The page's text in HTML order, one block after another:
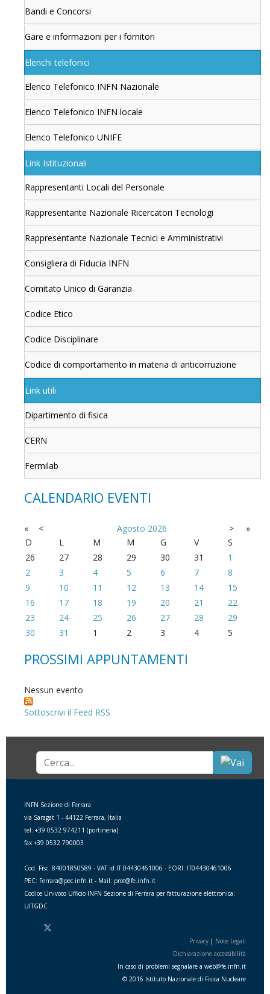
Bandi e Concorsi
Gare e informazioni per i fornitori
Elenchi telefonici
Elenco Telefonico INFN Nazionale
Elenco Telefonico INFN locale
Elenco Telefonico UNIFE
Link Istituzionali
Rappresentanti Locali del Personale
Rappresentante Nazionale Ricercatori Tecnologi
Rappresentante Nazionale Tecnici e Amministrativi
Consigliera di Fiducia INFN
Comitato Unico di Garanzia
Codice Etico
Codice Disciplinare
Codice di comportamento in materia di anticorruzione
Link utili
Dipartimento di fisica
CERN
Fermilab
CALENDARIO EVENTI
« < Agosto 2026 >
»
D
L M M G V
S
26
27 28 29 30 31
1
2
3 4 5 6 7
8
9
10 11 12 13 14
15
16
17 18 19 20 21
22
23
24 25 26 27 28
29
30
31 1 2 3 4 5
PROSSIMI APPUNTAMENTI
Nessun evento
Sottoscrivi il Feed RSS
Cerca...
INFN Sezione di Ferrara
via Saragat 1 - 44122 Ferrara, Italia
tel. +39 0532 974211 (portineria)
fax +39 0532 790003
Cod. Fisc. 84001850589 - VAT id IT 04430461006 - EORI: IT04430461006
PEC: Ferrara@pec.infn.it - Mail: prot@fe.infn.it
Codice Univoco Ufficio INFN Sezione di Ferrara per fatturazione elettronica:
UITGDC
Privacy | Note Legali
Dichiarazione accessibilità
In caso di problemi segnalare a web@fe.infn.it
© 2016 Istituto Nazionale di Fisica Nucleare